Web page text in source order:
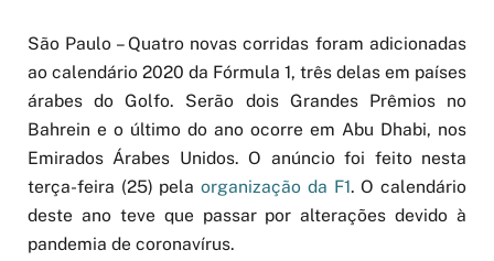
São Paulo – Quatro novas corridas foram adicionadas
ao calendário 2020 da Fórmula 1, três delas em países
árabes do Golfo. Serão dois Grandes Prêmios no
Bahrein e o último do ano ocorre em Abu Dhabi, nos
Emirados Árabes Unidos. O anúncio foi feito nesta
terça-feira (25) pelaorganização da F1. O calendário
deste ano teve que passar por alterações devido à
pandemia de coronavírus.